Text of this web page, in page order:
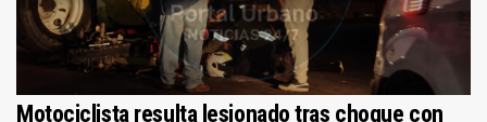
Motociclista resulta lesionado tras choque con